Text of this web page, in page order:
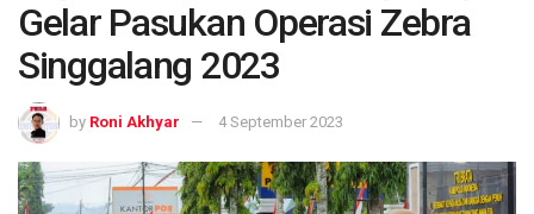
Gelar Pasukan Operasi Zebra
Singgalang 2023
by Roni Akhyar 4 September 2023